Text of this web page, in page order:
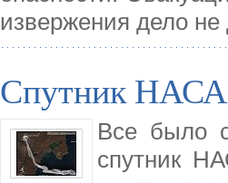
извержения дело не
Спутник НАСА
Все было
спутник